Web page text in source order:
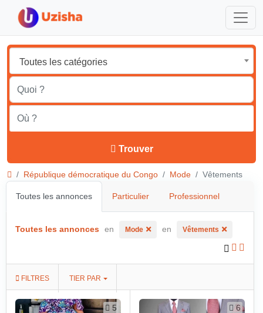
Toutes les catégories
Trouver
République démocratique du Congo Mode Vêtements
Toutes les annonces Particulier Professionnel
Toutes les annonces en Mode en Vêtements
FILTRES TIER PAR
5 6